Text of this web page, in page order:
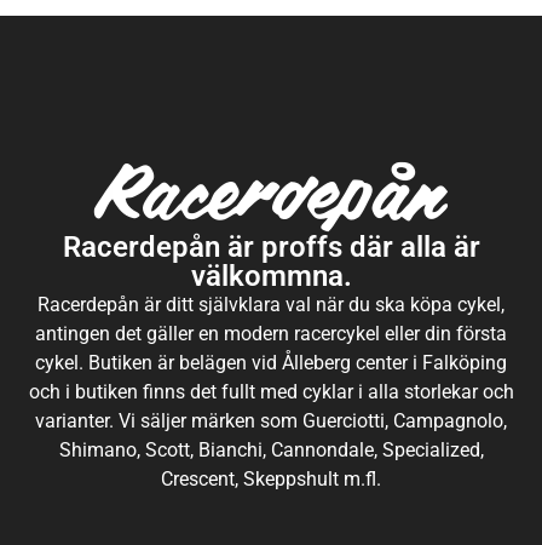
Racerdepån är proffs där alla är
välkommna.
Racerdepån är ditt självklara val när du ska köpa cykel,
antingen det gäller en modern racercykel eller din första
cykel. Butiken är belägen vid Ålleberg center i Falköping
och i butiken finns det fullt med cyklar i alla storlekar och
varianter. Vi säljer märken som Guerciotti, Campagnolo,
Shimano, Scott, Bianchi, Cannondale, Specialized,
Crescent, Skeppshult m.fl.